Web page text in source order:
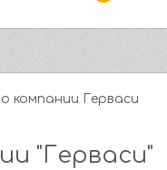
компании Герваси
"Герваси"